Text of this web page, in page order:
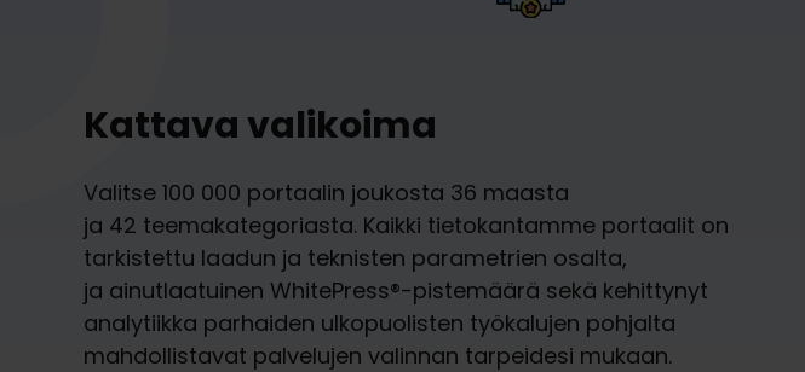
Kattava valikoima
Valitse 100 000 portaalin joukosta 36 maasta
ja 42 teemakategoriasta. Kaikki tietokantamme portaalit on
tarkistettu laadun ja teknisten parametrien osalta,
ja ainutlaatuinen WhitePress®-pistemäärä sekä kehittynyt
analytiikka parhaiden ulkopuolisten työkalujen pohjalta
mahdollistavat palvelujen valinnan tarpeidesi mukaan.